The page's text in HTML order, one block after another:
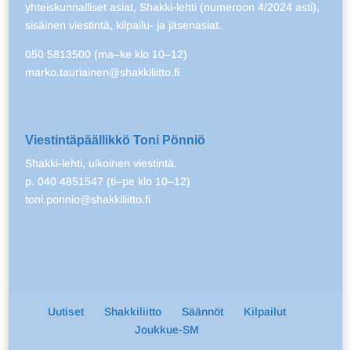
yhteiskunnalliset asiat, Shakki-lehti (numeroon 4/2024 asti),
sisäinen viestintä, kilpailu- ja jäsenasiat.
050 5813500 (ma–ke klo 10–12)
marko.tauriainen@shakkiliitto.fi
Viestintäpäällikkö Toni Pönniö
Shakki-lehti, ulkoinen viestintä.
p. 040 4851547 (ti–pe klo 10–12)
toni.ponnio@shakkiliitto.fi
Uutiset Shakkiliitto Säännöt
Kilpailut
Joukkue-SM